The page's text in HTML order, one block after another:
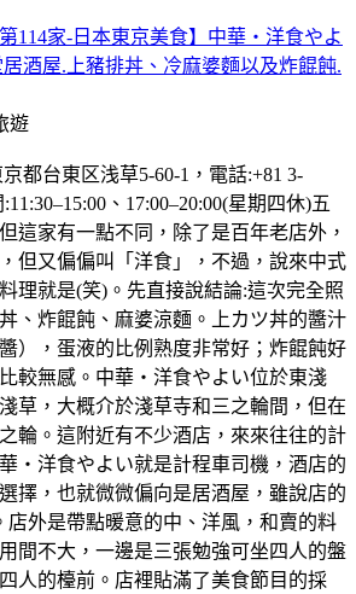
114家-日本東京美食】中華・洋食やよ
酒屋.上豬排丼、冷麻婆麵以及炸餛飩.
遊
都台東区浅草5-60-1，電話:+81 3-
、17:00–20:00(星期四休)五
這家有一點不同，除了是百年老店外，
但又偏偏叫「洋食」，不過，說來中式
理就是(笑)。先直接說結論:這次完全照
、炸餛飩、麻婆涼麵。上カツ丼的醬汁
），蛋液的比例熟度非常好；炸餛飩好
較無感。中華・洋食やよい位於東淺
草，大概介於淺草寺和三之輪間，但在
輪。這附近有不少酒店，來來往往的計
・洋食やよい就是計程車司機，酒店的
擇，也就微微偏向是居酒屋，雖說店的
店外是帶點暖意的中、洋風，和賣的料
間不大，一邊是三張勉強可坐四人的盤
人的檯前。店裡貼滿了美食節目的採